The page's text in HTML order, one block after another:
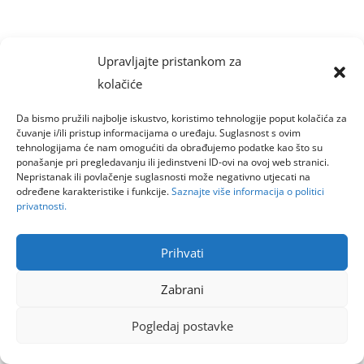
Upravljajte pristankom za
kolačiće
Da bismo pružili najbolje iskustvo, koristimo tehnologije poput kolačića za
čuvanje i/ili pristup informacijama o uređaju. Suglasnost s ovim
tehnologijama će nam omogućiti da obrađujemo podatke kao što su
ponašanje pri pregledavanju ili jedinstveni ID-ovi na ovoj web stranici.
Nepristanak ili povlačenje suglasnosti može negativno utjecati na
određene karakteristike i funkcije.Saznajte više informacija o politici
privatnosti.
Prihvati
Zabrani
Pogledaj postavke